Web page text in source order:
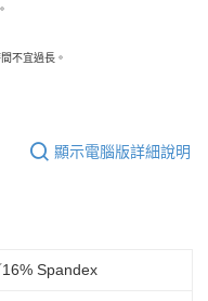
不宜過長。
顯示電腦版詳細說明
Spandex